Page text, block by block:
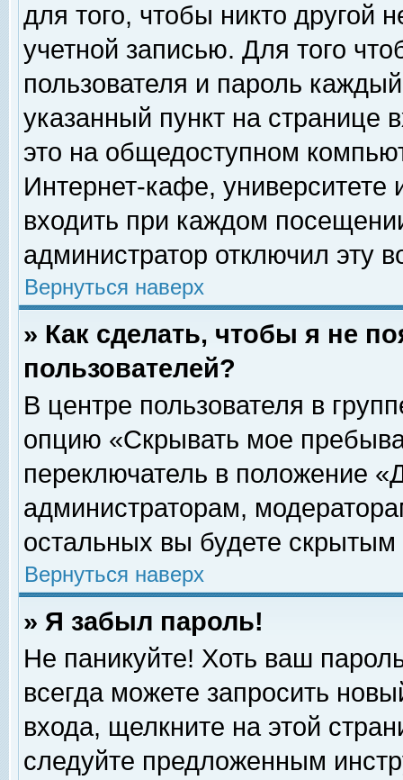
для того, чтобы никто другой
учетной записью. Для того
пользователя и пароль
указанный пункт на
это на общедоступном
Интернет-кафе, университете
входить при каждом
администратор отключил эту
Вернуться наверх
» Как сделать, чтобы я не
пользователей?
В центре пользователя в
опцию «Скрывать мое
переключатель в положение
администраторам,
остальных вы будете скрытым
Вернуться наверх
» Я забыл пароль!
Не паникуйте! Хоть ваш
всегда можете запросить
входа, щелкните на этой
следуйте предложенным